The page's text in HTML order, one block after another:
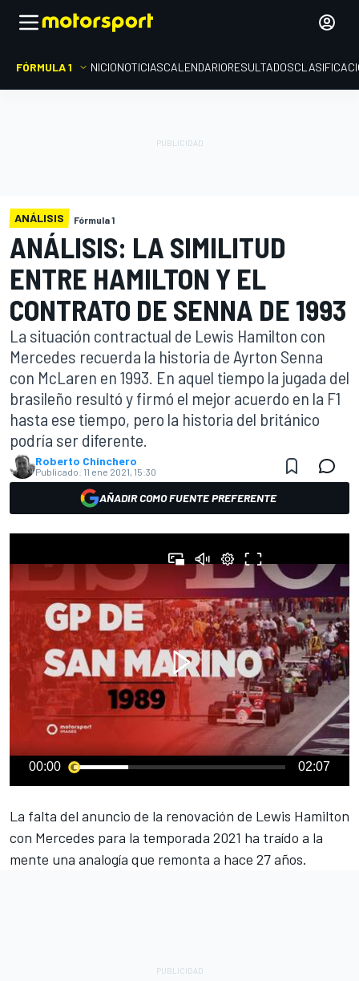
FÓRMULA 1 INICIONOTICIASCALENDARIORESULTADOS
ANÁLISIS Fórmula 1
ANÁLISIS: LA SIMILITUD
ENTRE HAMILTON Y EL
CONTRATO DE SENNA DE 1993
La situación contractual de Lewis Hamilton con
Mercedes recuerda la historia de Ayrton Senna
con McLaren en 1993. En aquel tiempo la jugada del
brasileño resultó y firmó el mejor acuerdo en la F1
hasta ese tiempo, pero la historia del británico
podría ser diferente.
Roberto Chinchero
Publicado: 11 ene 2021, 15:30
AÑADIR COMO FUENTE PREFERENTE
00:00 02:07
La falta del anuncio de la renovación de Lewis Hamilton
con Mercedes para la temporada 2021 ha traído a la
mente una analogía que remonta a hace 27 años.